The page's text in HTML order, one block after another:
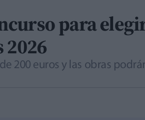
para
2026
200 euros y las obras